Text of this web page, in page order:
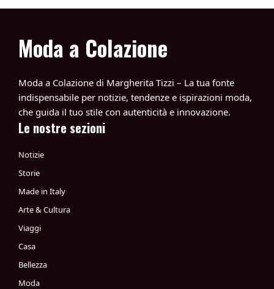
Moda a Colazione
Moda a Colazione di Margherita Tizzi – La tua fonte
indispensabile per notizie, tendenze e ispirazioni moda,
che guida il tuo stile con autenticità e innovazione.
Le nostre sezioni
Notizie
Storie
Made in Italy
Arte & Cultura
Viaggi
Casa
Bellezza
Moda